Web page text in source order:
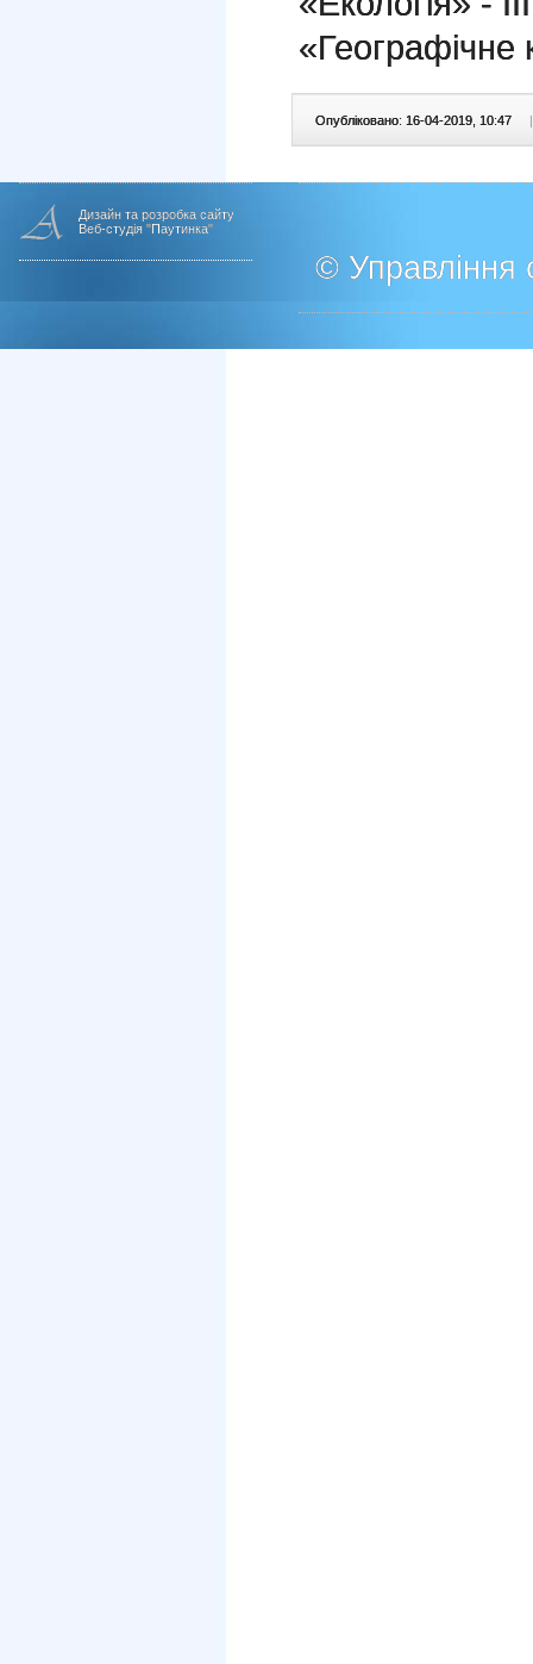
«Географічне
Опубліковано: 16-04-2019, 10:47 |
Дизайн та розробка сайту
Веб-студія "Паутинка"
© Управління